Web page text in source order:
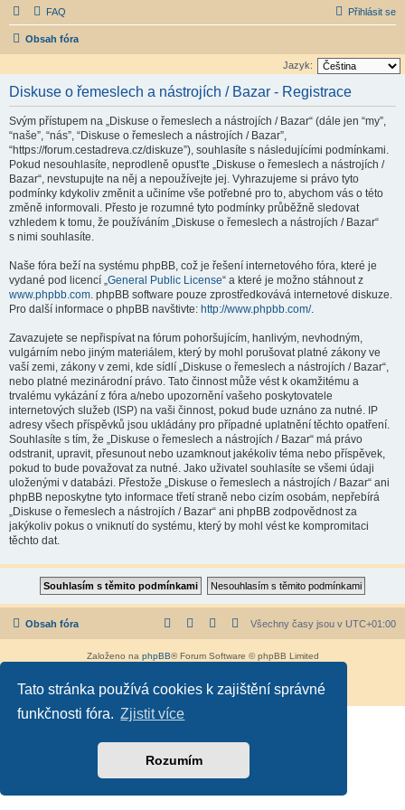
Tato stránka používá cookies k zajištění správné
funkčnosti fóra. Zjistit více
Rozumím
FAQ Přihlásit se
Obsah fóra
Jazyk:
Diskuse o řemeslech a nástrojích / Bazar - Registrace
Svým přístupem na „Diskuse o řemeslech a nástrojích / Bazar“ (dále jen “my”,
“naše”, “nás”, “Diskuse o řemeslech a nástrojích / Bazar”,
“https://forum.cestadreva.cz/diskuze”), souhlasíte s následujícími podmínkami.
Pokud nesouhlasíte, neprodleně opusťte „Diskuse o řemeslech a nástrojích /
Bazar“, nevstupujte na něj a nepoužívejte jej. Vyhrazujeme si právo tyto
podmínky kdykoliv změnit a učiníme vše potřebné pro to, abychom vás o této
změně informovali. Přesto je rozumné tyto podmínky průběžně sledovat
vzhledem k tomu, že používáním „Diskuse o řemeslech a nástrojích / Bazar“
s nimi souhlasíte.
Naše fóra beží na systému phpBB, což je řešení internetového fóra, které je
vydané pod licencí „General Public License“ a které je možno stáhnout z
www.phpbb.com. phpBB software pouze zprostředkovává internetové diskuze.
Pro další informace o phpBB navštivte: http://www.phpbb.com/.
Zavazujete se nepřispívat na fórum pohoršujícím, hanlivým, nevhodným,
vulgárním nebo jiným materiálem, který by mohl porušovat platné zákony ve
vaší zemi, zákony v zemi, kde sídlí „Diskuse o řemeslech a nástrojích / Bazar“,
nebo platné mezinárodní právo. Tato činnost může vést k okamžitému a
trvalému vykázání z fóra a/nebo upozornění vašeho poskytovatele
internetových služeb (ISP) na vaši činnost, pokud bude uznáno za nutné. IP
adresy všech příspěvků jsou ukládány pro případné uplatnění těchto opatření.
Souhlasíte s tím, že „Diskuse o řemeslech a nástrojích / Bazar“ má právo
odstranit, upravit, přesunout nebo uzamknout jakékoliv téma nebo příspěvek,
pokud to bude považovat za nutné. Jako uživatel souhlasíte se všemi údaji
uloženými v databázi. Přestože „Diskuse o řemeslech a nástrojích / Bazar“ ani
phpBB neposkytne tyto informace třetí straně nebo cizím osobám, nepřebírá
„Diskuse o řemeslech a nástrojích / Bazar“ ani phpBB zodpovědnost za
jakýkoliv pokus o vniknutí do systému, který by mohl vést ke kompromitaci
těchto dat.
Obsah fóra Všechny časy jsou v UTC+01:00
Založeno na phpBB® Forum Software © phpBB Limited
Soukromí| Podmínky